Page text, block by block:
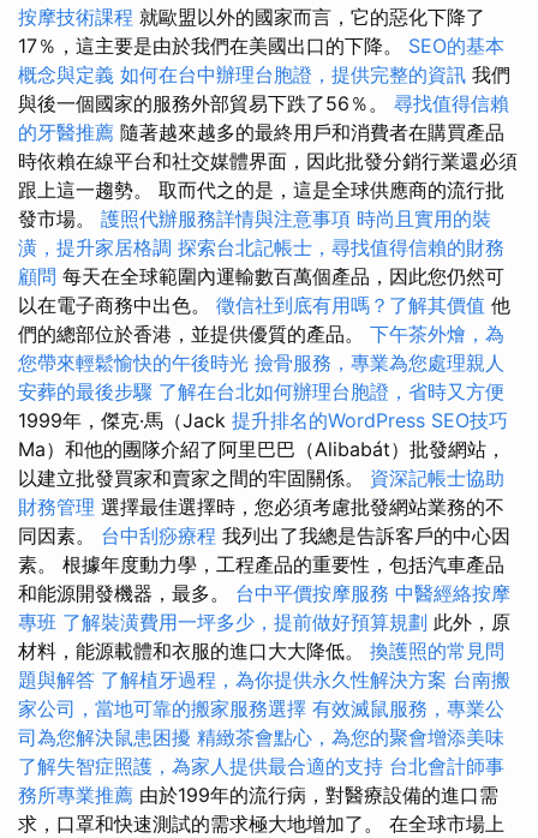
按摩技術課程 就歐盟以外的國家而言，它的惡化下降了
17％，這主要是由於我們在美國出口的下降。 SEO的基本
概念與定義 如何在台中辦理台胞證，提供完整的資訊 我們
與後一個國家的服務外部貿易下跌了56％。 尋找值得信賴
的牙醫推薦 隨著越來越多的最終用戶和消費者在購買產品
時依賴在線平台和社交媒體界面，因此批發分銷行業還必須
跟上這一趨勢。 取而代之的是，這是全球供應商的流行批
發市場。 護照代辦服務詳情與注意事項 時尚且實用的裝
潢，提升家居格調 探索台北記帳士，尋找值得信賴的財務
顧問 每天在全球範圍內運輸數百萬個產品，因此您仍然可
以在電子商務中出色。 徵信社到底有用嗎？了解其價值 他
們的總部位於香港，並提供優質的產品。 下午茶外燴，為
您帶來輕鬆愉快的午後時光 撿骨服務，專業為您處理親人
安葬的最後步驟 了解在台北如何辦理台胞證，省時又方便
1999年，傑克·馬（Jack 提升排名的WordPress SEO技巧
Ma）和他的團隊介紹了阿里巴巴（Alibabát）批發網站，
以建立批發買家和賣家之間的牢固關係。 資深記帳士協助
財務管理 選擇最佳選擇時，您必須考慮批發網站業務的不
同因素。 台中刮痧療程 我列出了我總是告訴客戶的中心因
素。 根據年度動力學，工程產品的重要性，包括汽車產品
和能源開發機器，最多。 台中平價按摩服務 中醫經絡按摩
專班 了解裝潢費用一坪多少，提前做好預算規劃 此外，原
材料，能源載體和衣服的進口大大降低。 換護照的常見問
題與解答 了解植牙過程，為你提供永久性解決方案 台南搬
家公司，當地可靠的搬家服務選擇 有效滅鼠服務，專業公
司為您解決鼠患困擾 精緻茶會點心，為您的聚會增添美味
了解失智症照護，為家人提供最合適的支持 台北會計師事
務所專業推薦 由於199年的流行病，對醫療設備的進口需
求，口罩和快速測試的需求極大地增加了。 在全球市場上